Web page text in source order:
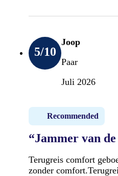
5/10
Joop
Paar
Juli 2026
Recommended
“Jammer van
Terugreis comfort
zonder